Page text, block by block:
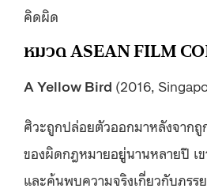
คิดผิด
หมวด ASEAN FILM
A Yellow Bird (2016,
ศิวะถูกปล่อยตัวออกมาหลังจากถู
ของผิดกฎหมายอยู่นานหลายปี เ
และค้นพบความจริงเกี่ยวกับภรร